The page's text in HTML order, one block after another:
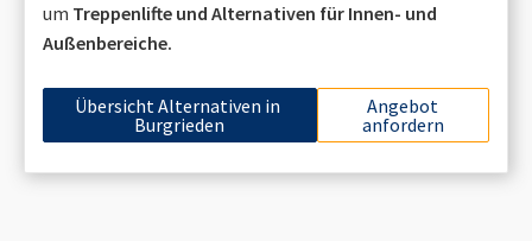
um Treppenlifte und Alternativen für Innen- und
Außenbereiche.
Übersicht Alternativen in
Burgrieden
Angebot
anfordern